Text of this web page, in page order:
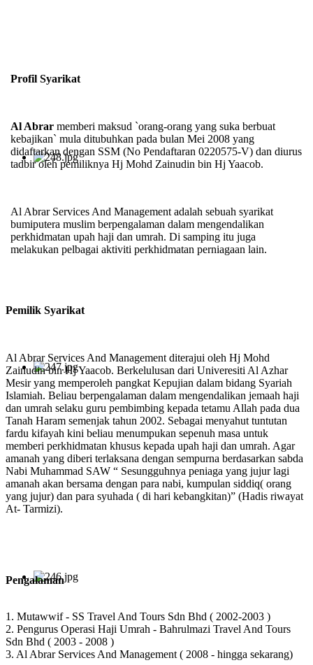
Profil Syarikat
Al Abrar memberi maksud `orang-orang yang suka berbuat
kebajikan` mula ditubuhkan pada bulan Mei 2008 yang
didaftarkan dengan SSM (No Pendaftaran 0220575-V) dan diurus
tadbir oleh pemiliknya Hj Mohd Zainudin bin Hj Yaacob.
Al Abrar Services And Management adalah sebuah syarikat
bumiputera muslim berpengalaman dalam mengendalikan
perkhidmatan upah haji dan umrah. Di samping itu juga
melakukan pelbagai aktiviti perkhidmatan perniagaan lain.
Pemilik Syarikat
Al Abrar Services And Management diterajui oleh Hj Mohd
Zainudin bin Hj Yaacob. Berkelulusan dari Univeresiti Al Azhar
Mesir yang memperoleh pangkat Kepujian dalam bidang Syariah
Islamiah. Beliau berpengalaman dalam mengendalikan jemaah haji
dan umrah selaku guru pembimbing kepada tetamu Allah pada dua
Tanah Haram semenjak tahun 2002. Sebagai menyahut tuntutan
fardu kifayah kini beliau menumpukan sepenuh masa untuk
memberi perkhidmatan khusus kepada upah haji dan umrah. Agar
amanah yang diberi terlaksana dengan sempurna berdasarkan sabda
Nabi Muhammad SAW “ Sesungguhnya peniaga yang jujur lagi
amanah akan bersama dengan para nabi, kumpulan siddiq( orang
yang jujur) dan para syuhada ( di hari kebangkitan)” (Hadis riwayat
At- Tarmizi).
Pengalaman
1. Mutawwif - SS Travel And Tours Sdn Bhd ( 2002-2003 )
2. Pengurus Operasi Haji Umrah - Bahrulmazi Travel And Tours
Sdn Bhd ( 2003 - 2008 )
3. Al Abrar Services And Management ( 2008 - hingga sekarang)